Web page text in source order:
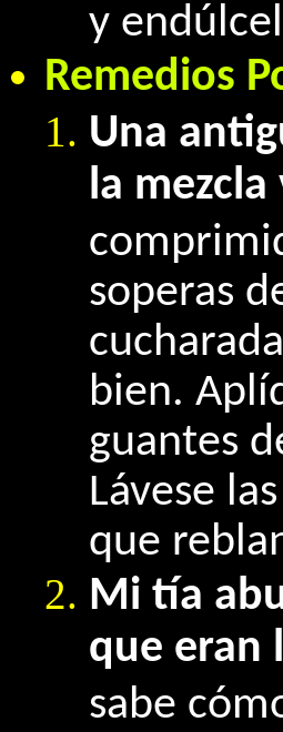
y
Remedios
Una
la
soperas
bien.
guantes
Lávese
que
Mi tía
que eran
sabe